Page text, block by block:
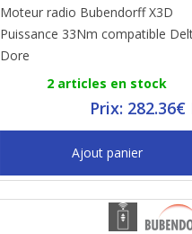
Moteur radio Bubendorff X3D
Puissance 33Nm compatible
Dore
2 articles en stock
Prix: 282.36€
Ajout panier